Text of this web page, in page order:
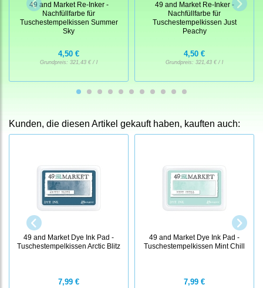
49 and Market Re-Inker -
Nachfüllfarbe für
Tuschestempelkissen Summer
Sky
4,50 €
Grundpreis: 321,43 € / l
49 and Market Re-Inker -
Nachfüllfarbe für
Tuschestempelkissen Just
Peachy
4,50 €
Grundpreis: 321,43 € / l
Kunden, die diesen Artikel gekauft haben, kauften auch:
49 and Market Dye Ink Pad -
Tuschestempelkissen Arctic Blitz
7,99 €
49 and Market Dye Ink Pad -
Tuschestempelkissen Mint Chill
7,99 €